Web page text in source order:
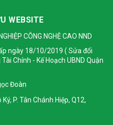
WEBSITE
CÔNG NGHỆ CAO NND
ngày 18/10/2019 ( Sửa đổi
Chính - Kế Hoạch UBND Quận
Đoàn
P. Tân Chánh Hiệp, Q12,